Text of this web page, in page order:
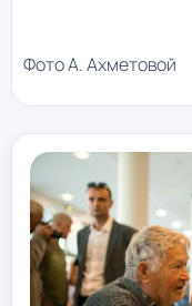
Фото А. Ахметовой